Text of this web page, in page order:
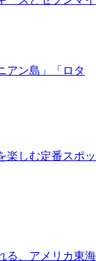
アン島」「ロタ
楽しむ定番スポッ
る、アメリカ東海